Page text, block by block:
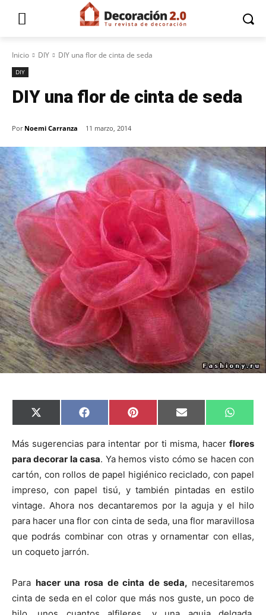
Inicio DIY DIY una flor de cinta de seda
DIY
DIY una flor de cinta de seda
Por Noemi Carranza 11 marzo, 2014
C
o
p
a
r
i
r
e
n
X
(
w
i
t
e
r
)
C
o
p
a
r
i
r
e
n
F
a
e
o
o
k
C
o
p
r
i
r
e
n
P
i
t
r
e
s
t
C
o
p
r
i
r
e
n
E
m
i
C
o
p
r
i
r
e
n
W
h
t
A
p
p
Más sugerencias para intentar por ti misma, hacer flores
para decorar la casa. Ya hemos visto cómo se hacen con
cartón, con rollos de papel higiénico reciclado, con papel
impreso, con papel tisú, y también pintadas en estilo
vintage. Ahora nos decantaremos por la aguja y el hilo
para hacer una flor con cinta de seda, una flor maravillosa
que podrás combinar con otras y ornamentar con ellas,
un coqueto jarrón.
Para hacer una rosa de cinta de seda, necesitaremos
cinta de seda en el color que más nos guste, un poco de